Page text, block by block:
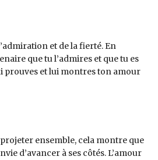
et de la fierté. En
que tu l’admires et que tu es
prouves et lui montres ton amour
ensemble, cela montre que
d’avancer à ses côtés. L’amour